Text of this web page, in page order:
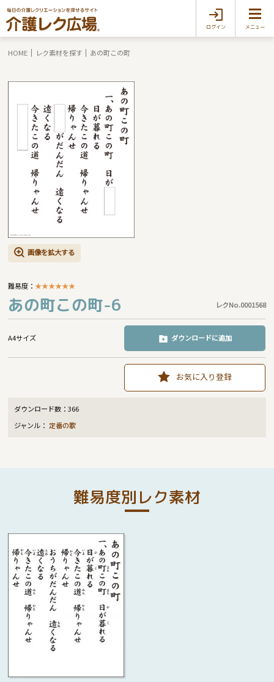
ログイン メニュー
HOME レク素材を探す あの町この町
画像を拡大する
難易度：★★★★★★
あの町この町-6 レクNo.0001568
A4サイズ ダウンロードに追加
お気に入り登録
ダウンロード数：366
ジャンル： 定番の歌
難易度別レク素材